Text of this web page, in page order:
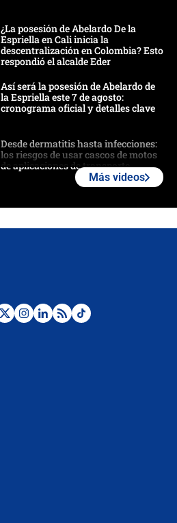
¿La posesión de Abelardo De la
Espriella en Cali inicia la
descentralización en Colombia? Esto
respondió el alcalde Eder
Así será la posesión de Abelardo de
la Espriella este 7 de agosto:
cronograma oficial y detalles clave
Desde dermatitis hasta infecciones:
los riesgos de usar cascos de motos
de aplicaciones de transporte
Posesión de Abelardo De La Espriella
Más videos